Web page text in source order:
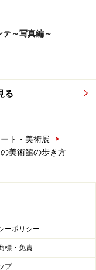
～写真編～
る
ト・美術展
>
美術館の歩き方
ーポリシー
標・免責
プ